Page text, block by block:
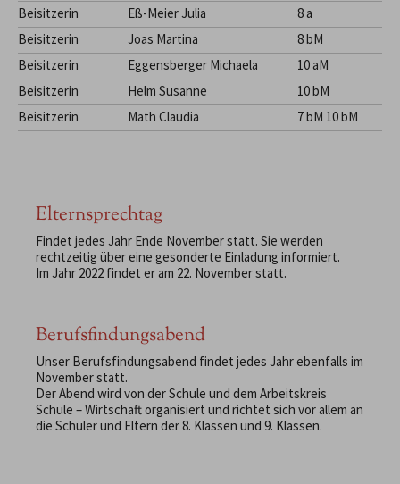
Beisitzerin
Eß-Meier Julia
8 a
Beisitzerin
Joas Martina
8 bM
Beisitzerin
Eggensberger Michaela
10 aM
Beisitzerin
Helm Susanne
10 bM
Beisitzerin
Math Claudia 7 bM 10 bM
Elternsprechtag
Findet jedes Jahr Ende November statt. Sie werden
rechtzeitig über eine gesonderte Einladung informiert.
Im Jahr 2022 findet er am 22. November statt.
Berufsfindungsabend
Unser Berufsfindungsabend findet jedes Jahr ebenfalls im
November statt.
Der Abend wird von der Schule und dem Arbeitskreis
Schule – Wirtschaft organisiert und richtet sich vor allem an
die Schüler und Eltern der 8. Klassen und 9. Klassen.